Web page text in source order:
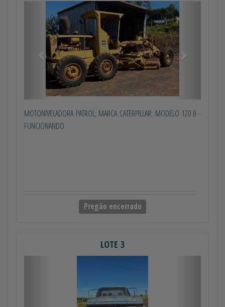
Anterior
MOTONIVELADORA PATROL; MARCA CATERPILLAR; MODELO 120 B -
FUNCIONANDO
Pregão encerrado
LOTE 3